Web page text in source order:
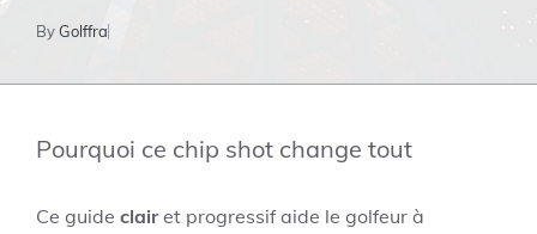
ByGolffra
Pourquoi ce chip shot change tout
Ce guide clairet progressif aide le golfeur à